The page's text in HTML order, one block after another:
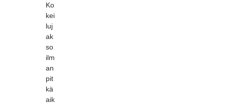
Ko
kei
luj
ak
so
ilm
an
pit
kä
aik